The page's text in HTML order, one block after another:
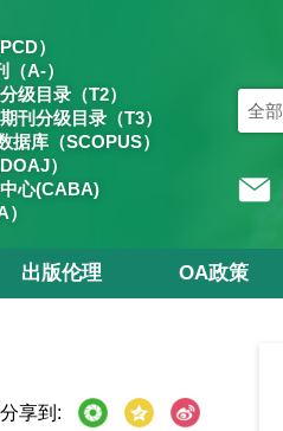
）
A-）
级目录（T2）
刊分级目录（T3）
库（SCOPUS）
）
心(CABA)
出版伦理 OA政策
分享到: